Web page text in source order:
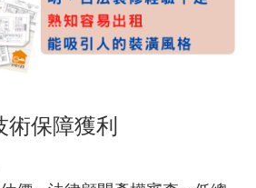
保障獲利